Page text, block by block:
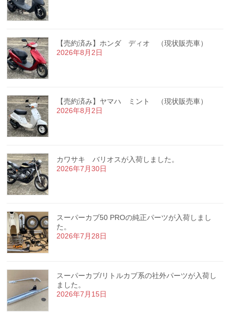
【売約済み】ホンダ ディオ （現状販売車）
2026年8月2日
【売約済み】ヤマハ ミント （現状販売車）
2026年8月2日
カワサキ バリオスが入荷しました。
2026年7月30日
スーパーカブ50 PROの純正パーツが入荷しまし
た。
2026年7月28日
スーパーカブ/リトルカブ系の社外パーツが入荷し
ました。
2026年7月15日